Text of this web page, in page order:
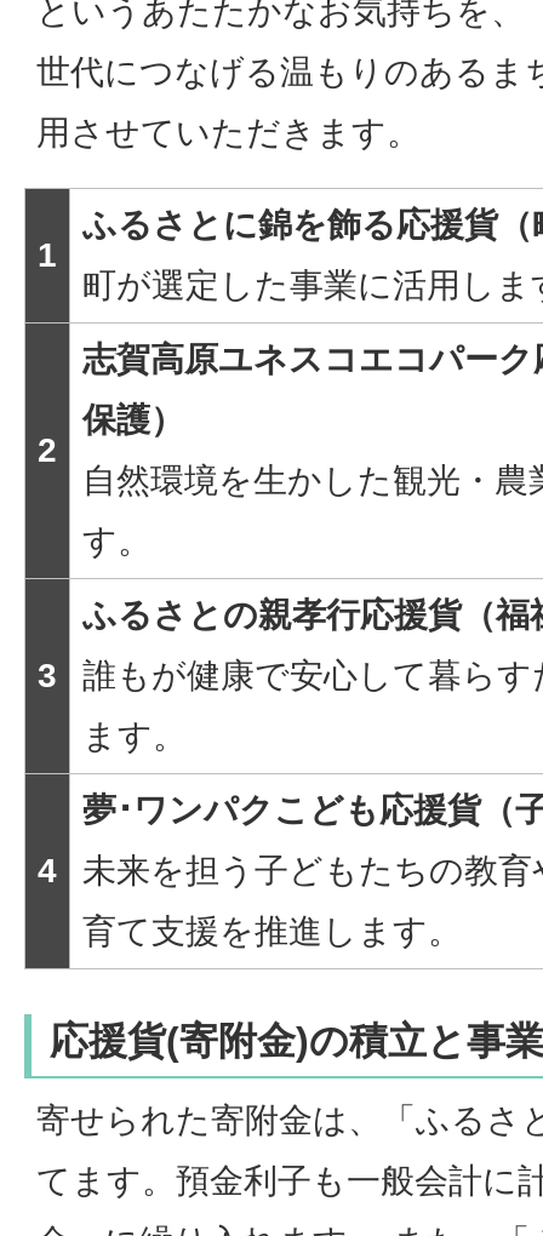
というあたたかなお気持ちを、
世代につなげる温もりのあるま
用させていただきます。
1
ふるさとに錦を飾る応援貨
町が選定した事業に活用しま
2
志賀高原ユネスコエコパー
保護）
自然環境を生かした観光・
す。
3
ふるさとの親孝行応援貨（福
誰もが健康で安心して暮ら
ます。
4
夢･ワンパクこども応援貨（
未来を担う子どもたちの教
育て支援を推進します。
応援貨(寄附金)の積立と事
寄せられた寄附金は、「ふるさ
てます。預金利子も一般会計に